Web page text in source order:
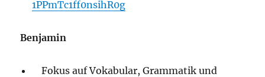
1PPmTc1ff0nsihR0g
Benjamin
Fokus auf Vokabular, Grammatik und